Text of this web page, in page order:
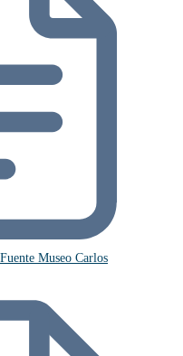
Museo Carlos